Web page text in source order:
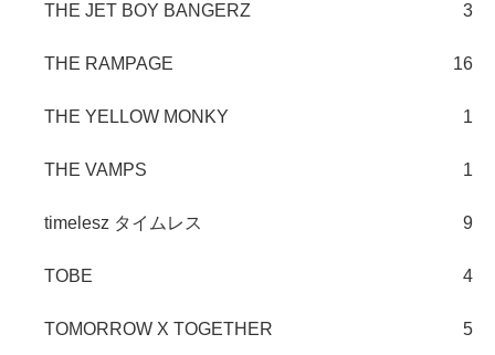
THE JET BOY BANGERZ 3
THE RAMPAGE 16
THE YELLOW MONKY 1
THE VAMPS 1
timelesz タイムレス 9
TOBE 4
TOMORROW X TOGETHER 5